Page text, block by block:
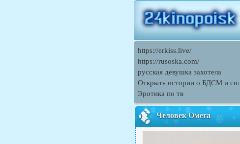
https://erkiss.live/
https://rusoska.com/
русская девушка захотела
Открыть истории о БДСМ и
Эротика по тв
Человек Омега